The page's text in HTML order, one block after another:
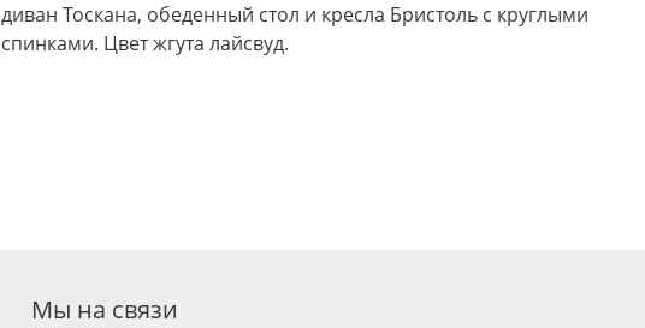
диван Тоскана, обеденный стол и кресла Бристоль с круглыми
спинками. Цвет жгута лайсвуд.
Мы на связи